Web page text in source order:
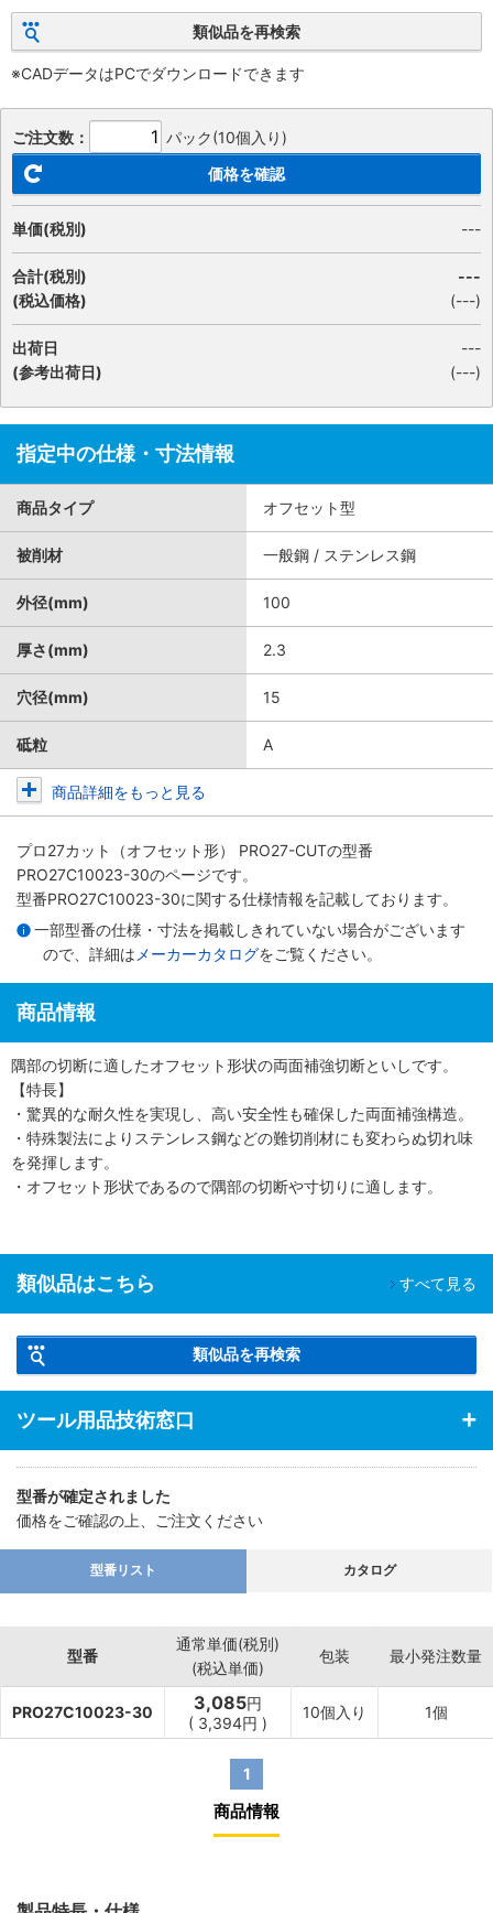
類似品を再検索
※CADデータはPCでダウンロードできます
ご注文数：
パック(10個入り)
価格を確認
単価(税別) ---
合計(税別)
(税込価格)
---
(---)
出荷日
(参考出荷日)
---
(---)
指定中の仕様・寸法情報
商品タイプ オフセット型
被削材 一般鋼 / ステンレス鋼
外径(mm) 100
厚さ(mm) 2.3
穴径(mm) 15
砥粒 A
商品詳細をもっと見る
プロ27カット（オフセット形） PRO27-CUTの型番
PRO27C10023-30のページです。
型番PRO27C10023-30に関する仕様情報を記載しております。
一部型番の仕様・寸法を掲載しきれていない場合がございます
ので、詳細は メーカーカタログをご覧ください。
商品情報
隅部の切断に適したオフセット形状の両面補強切断といしです。
【特長】
・驚異的な耐久性を実現し、高い安全性も確保した両面補強構造。
・特殊製法によりステンレス鋼などの難切削材にも変わらぬ切れ味
を発揮します。
・オフセット形状であるので隅部の切断や寸切りに適します。
類似品はこちら すべて見る
類似品を再検索
ツール用品技術窓口
型番が確定されました
価格をご確認の上、ご注文ください
型番リスト カタログ
型番
通常単価(税別)
(税込単価)
包装 最小発注数量
PRO27C10023-30 3,085円
( 3,394円 )
10個入り 1個
1
商品情報